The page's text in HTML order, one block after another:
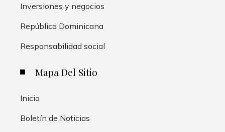
Inversiones y negocios
República Dominicana
Responsabilidad social
Mapa Del Sitio
Inicio
Boletín de Noticias